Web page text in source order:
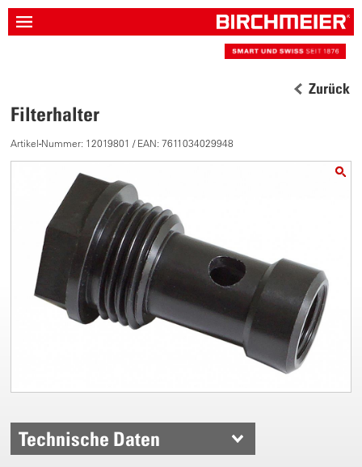
Zurück
Filterhalter
Artikel-Nummer: 12019801 / EAN: 7611034029948
Technische Daten